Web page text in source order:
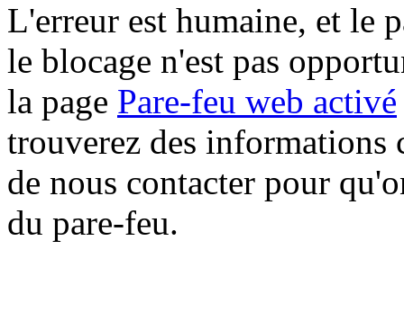
L'erreur est humaine, et le
le blocage n'est pas
la page Pare-feu web activé
trouverez des informations
de nous contacter pour
du pare-feu.